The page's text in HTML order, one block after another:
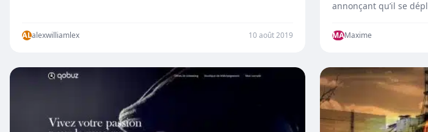
ALalexwilliamlex 10 août 2019
annonçant qu’il se
MAMaxime